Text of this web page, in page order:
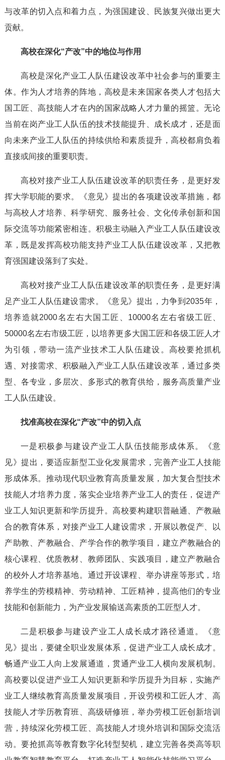
与改革的切入点和着力点，为强国建设、民族复兴做出更大
贡献。
高校在深化“产改”中的地位与作用
高校是深化产业工人队伍建设改革中社会参与的重要主
体。作为人才培养的阵地，高校是未来国家各类人才包括大
国工匠、高技能人才在内的国家战略人才力量的摇篮。无论
当前在岗产业工人队伍的技术技能提升、成长成才，还是面
向未来产业工人队伍的持续供给和素质提升，高校都肩负着
直接或间接的重要职责。
高校对接产业工人队伍建设改革的职责任务，是更好发
挥大学职能的要求。《意见》提出的各项建设改革措施，都
与高校人才培养、科学研究、服务社会、文化传承创新和国
际交流等功能紧密相连。积极主动融入产业工人队伍建设改
革，既是发挥高校功能支持产业工人队伍建设改革，又把教
育强国建设落到了实处。
高校对接产业工人队伍建设改革的职责任务，是更好满
足产业工人队伍建设需求。《意见》提出，力争到2035年，
培养造就2000名左右大国工匠、10000名左右省级工匠、
50000名左右市级工匠，以培养更多大国工匠和各级工匠人才
为引领，带动一流产业技术工人队伍建设。高校要抢抓机
遇、对接需求、积极融入产业工人队伍建设改革，通过多类
型、各专业，多层次、多形式的教育供给，服务高质量产业
工人队伍建设。
找准高校在深化“产改”中的切入点
一是积极参与建设产业工人队伍技能形成体系。《意
见》提出，要适应新型工业化发展需求，完善产业工人技能
形成体系。推动现代职业教育高质量发展，加大复合型技术
技能人才培养力度，落实企业培养产业工人的责任，促进产
业工人知识更新和学历提升。高校要构建职普融通、产教融
合的教育体系，对接产业工人建设需求，开展以教促产、以
产助教、产教融合、产学合作的教学项目，建立产教融合的
核心课程、优质教材、教师团队、实践项目，建立产教融合
的校外人才培养基地。通过开设课程、举办讲座等形式，培
养学生的劳模精神、劳动精神、工匠精神，提高他们的专业
技能和创新能力，为产业发展输送高素质的工匠型人才。
二是积极参与建设产业工人成长成才路径通道。《意
见》提出，要健全职业发展体系，促进产业工人成长成才。
畅通产业工人向上发展通道，贯通产业工人横向发展机制。
高校要以促进产业工人知识更新和学历提升为目标，实施产
业工人继续教育高质量发展项目，开设劳模和工匠人才、高
技能人才学历教育班、高级研修班，举办劳模工匠创新培训
营，持续深化劳模工匠、高技能人才境外培训和国际交流活
动。要抢抓高等教育数字化转型契机，建立完善各类高等职